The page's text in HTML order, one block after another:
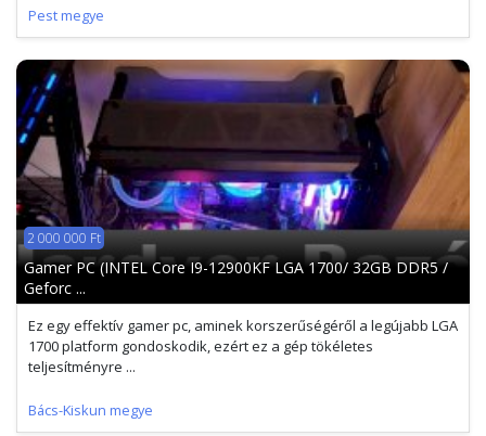
Pest megye
2 000 000 Ft
Gamer PC (INTEL Core I9-12900KF LGA 1700/ 32GB DDR5 /
Geforc ...
Ez egy effektív gamer pc, aminek korszerűségéről a legújabb LGA
1700 platform gondoskodik, ezért ez a gép tökéletes
teljesítményre ...
Bács-Kiskun megye